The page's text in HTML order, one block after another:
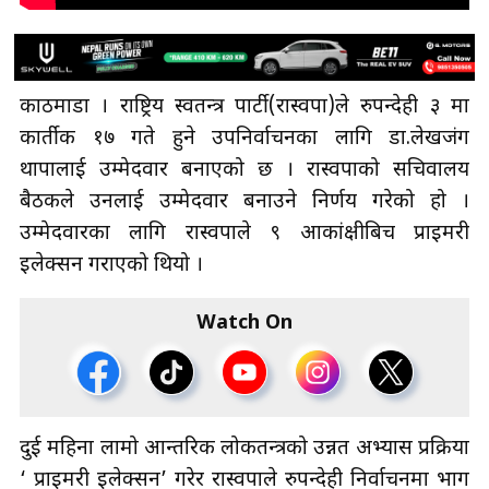
काठमाडौँ । राष्ट्रिय स्वतन्त्र पार्टी(रास्वपा)ले रुपन्देही ३ मा
कार्तीक १७ गते हुने उपनिर्वाचनका लागि डा.लेखजंग
थापालाई उम्मेदवार बनाएको छ । रास्वपाको सचिवालय
बैठकले उनलाई उम्मेदवार बनाउने निर्णय गरेको हो ।
उम्मेदवारका लागि रास्वपाले ९ आकांक्षीबिच प्राइमरी
इलेक्सन गराएको थियो ।
Watch On
दुई महिना लामो आन्तरिक लोकतन्त्रको उन्नत अभ्यास प्रक्रिया
‘ प्राइमरी इलेक्सन’ गरेर रास्वपाले रुपन्देही निर्वाचनमा भाग